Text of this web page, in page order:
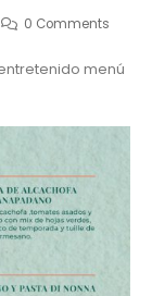
0 Comments
menú